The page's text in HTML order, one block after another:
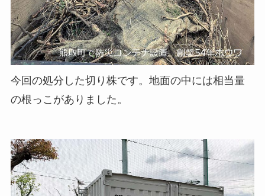
今回の処分した切り株です。地面の中には相当量
の根っこがありました。